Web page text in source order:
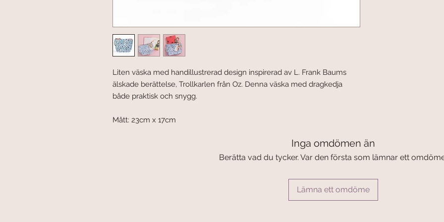
Liten väska med handillustrerad design inspirerad av L. Frank Baums
älskade berättelse, Trollkarlen från Oz. Denna väska med dragkedja
både praktisk och snygg.
Mått: 23cm x 17cm
Inga omdömen än
Berätta vad du tycker. Var den första som lämnar ett
Lämna ett omdöme